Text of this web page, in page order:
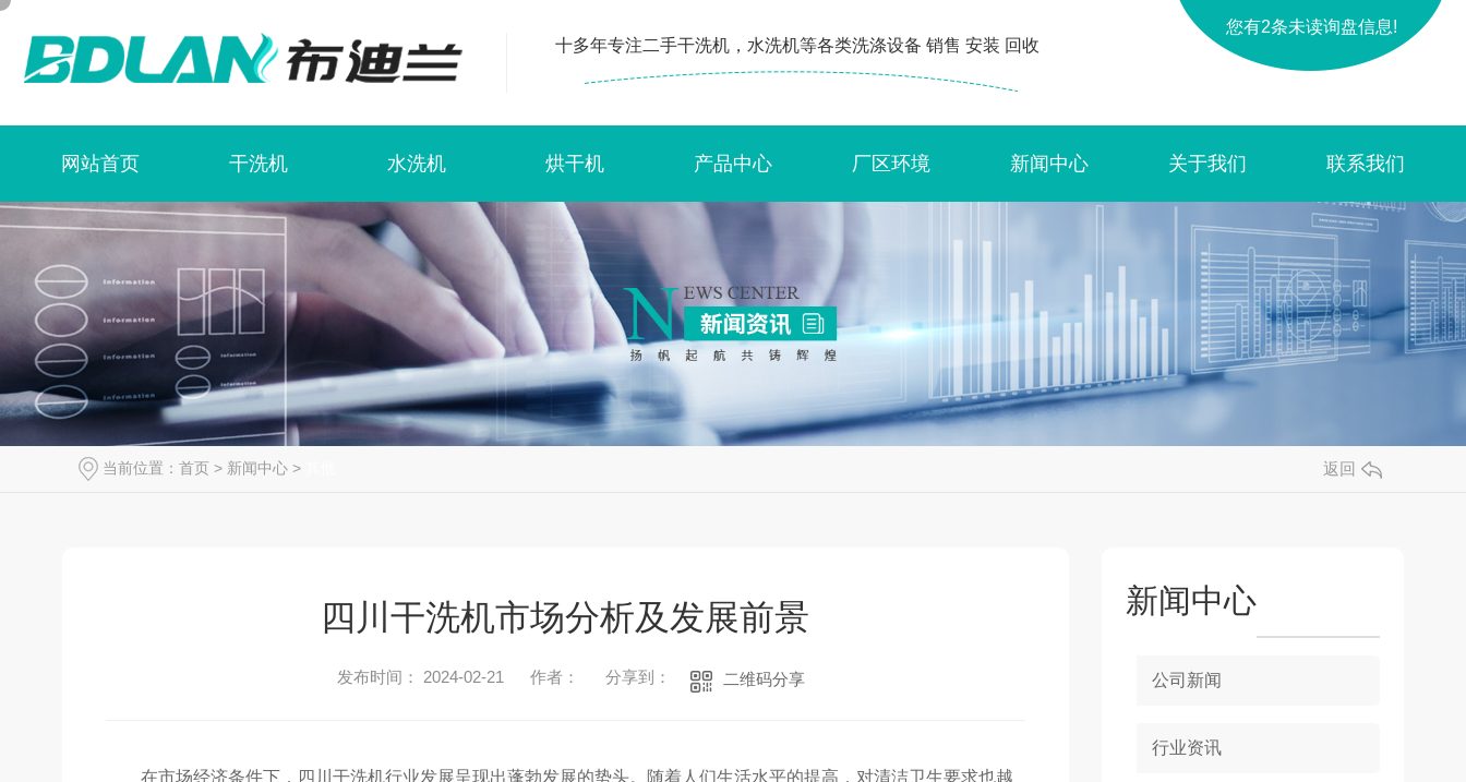
十多年专注二手干洗机，水洗机等各类洗涤设备 销售 安装 回收
您有2条未读询盘信息!
网站首页 干洗机 水洗机 烘干机 产品中心 厂区环境 新闻中心 关于我们 联系我们
当前位置： 首页 > 新闻中心 > 返回
四川干洗机市场分析及发展前景
发布时间： 2024-02-21 作者： 分享到： 二维码分享
在市场经济条件下，四川干洗机行业发展呈现出蓬勃发展的势头。随着人们生活水平的提高，对清洁卫生要求也越
新闻中心
公司新闻
行业资讯